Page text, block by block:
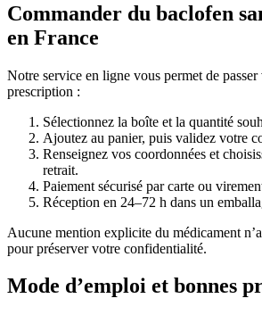
Commander du baclofen
en France
Notre service en ligne vous permet de passer
prescription :
Sélectionnez la boîte et la quantité
Ajoutez au panier, puis validez votre
Renseignez vos coordonnées et
retrait.
Paiement sécurisé par carte ou
Réception en 24–72 h dans un
Aucune mention explicite du médicament
pour préserver votre confidentialité.
Mode d’emploi et bonnes